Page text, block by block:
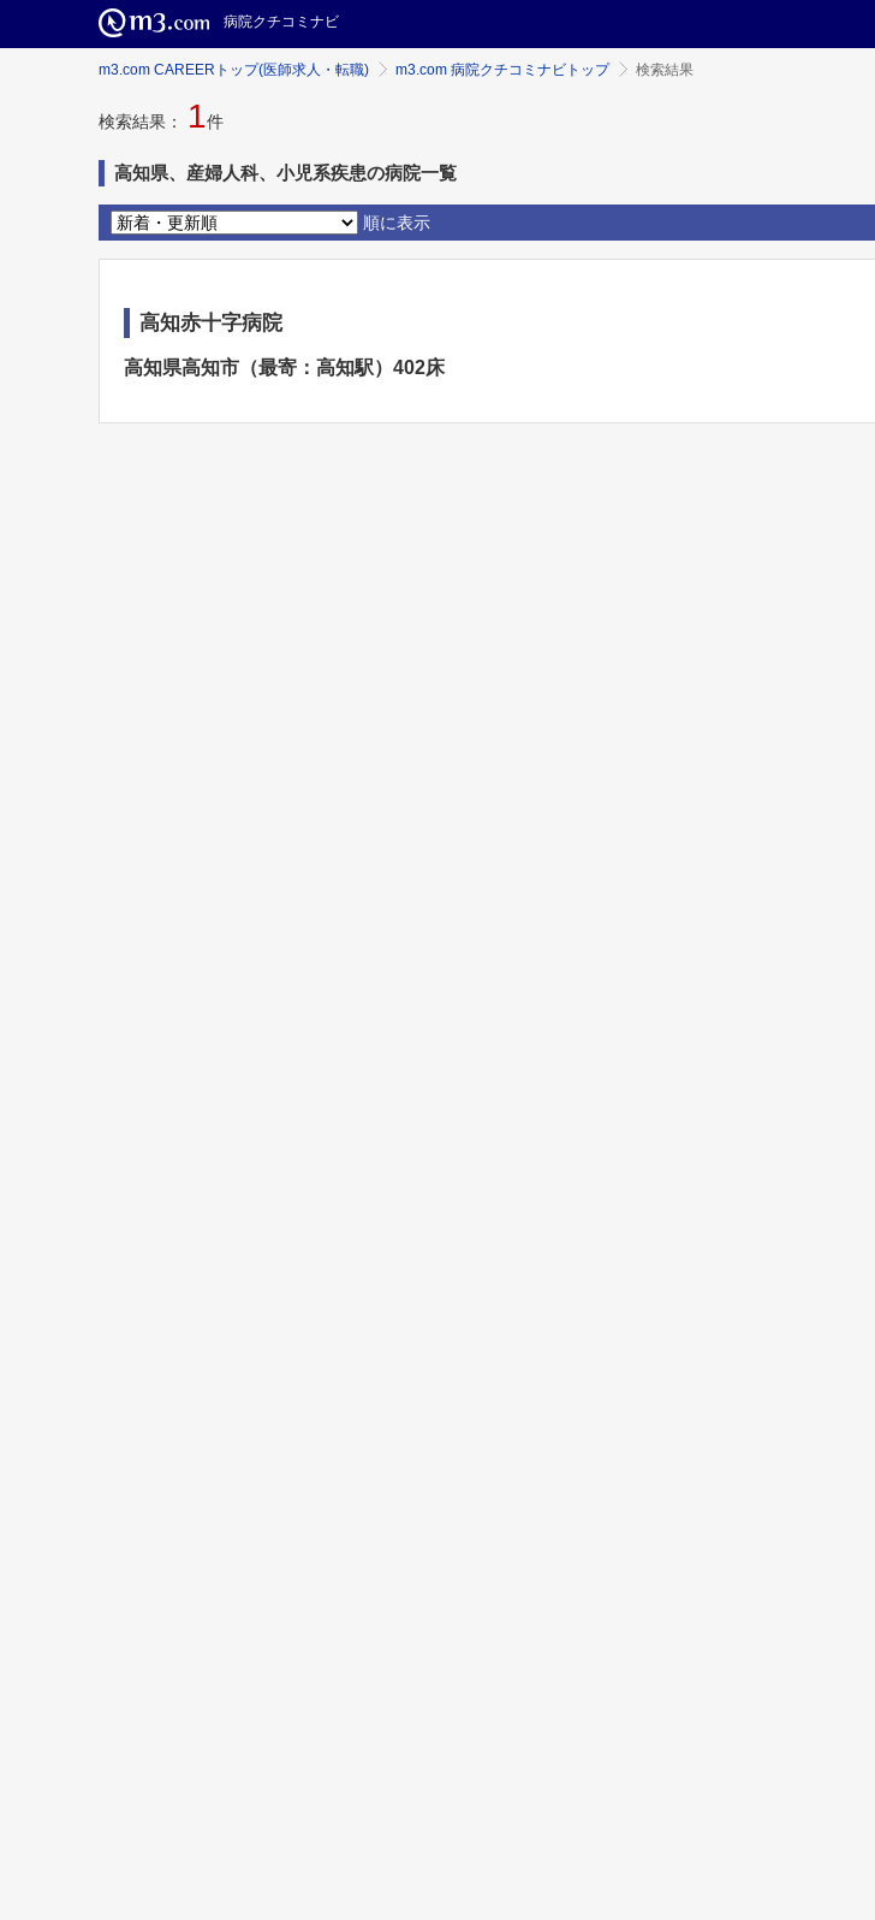
病院クチコミナビ
m3.com CAREERトップ(医師求人・転職) m3.com 病院クチコミナビトップ 検索結果
検索結果： 1件
高知県、産婦人科、小児系疾患の病院一覧
順に表示
高知赤十字病院
高知県高知市（最寄：高知駅）402床